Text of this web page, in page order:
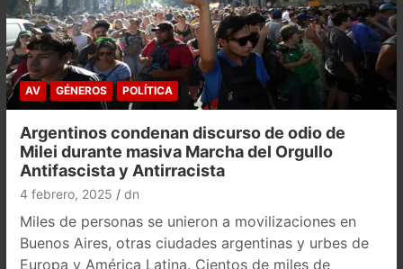
AV GÉNEROS POLÍTICA
Argentinos condenan discurso de odio de
Milei durante masiva Marcha del Orgullo
Antifascista y Antirracista
4 febrero, 2025 dn
Miles de personas se unieron a movilizaciones en
Buenos Aires, otras ciudades argentinas y urbes de
Europa y América Latina. Cientos de miles de